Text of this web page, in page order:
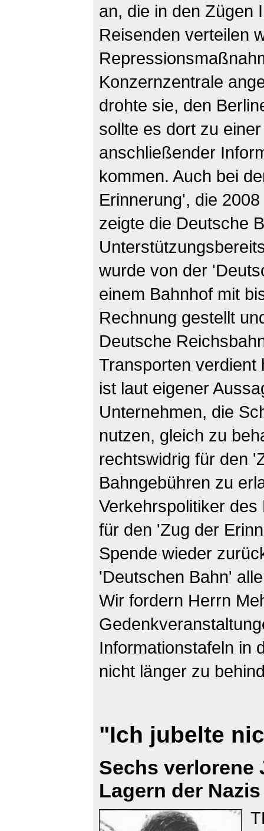
an, die in den Zügen
Reisenden verteilen
Konzernzentrale
drohte sie, den
sollte es dort zu
anschließender
kommen. Auch bei
Erinnerung', die
zeigte die Deutsche
wurde von der
einem Bahnhof mit
Rechnung gestellt
Deutsche
Transporten verdient
ist laut eigener
Unternehmen, die
nutzen, gleich zu
rechtswidrig für den
Bahngebühren zu
Verkehrspolitiker
für den 'Zug der
Spende wieder
'Deutschen Bahn'
Wir fordern Herrn
Informationstafeln in
nicht länger zu
"Ich jubelte
Sechs verlorene
Lagern der Nazis